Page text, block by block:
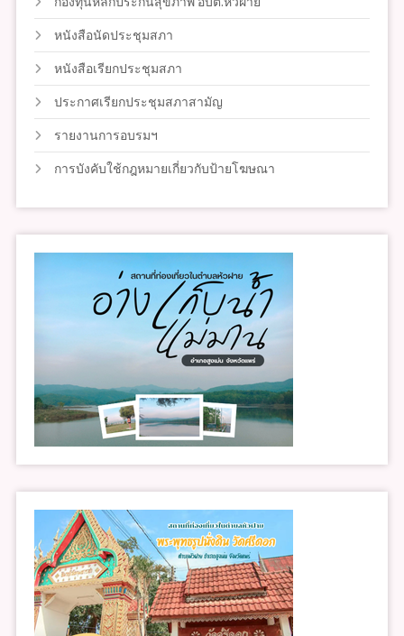
หนังสือนัดประชุมสภา
หนังสือเรียกประชุมสภา
ประกาศเรียกประชุมสภาสามัญ
รายงานการอบรมฯ
การบังคับใช้กฎหมายเกี่ยวกับป้ายโฆษณา